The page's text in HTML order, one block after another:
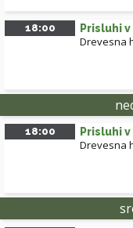
18:00 Prisluhi
Drevesna
18:00 Prisluhi
Drevesna